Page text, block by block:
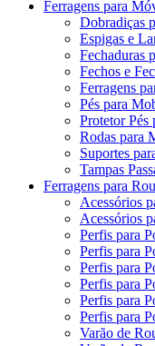
Ferragens para
Dobradiças
Espigas e
Fechaduras
Fechos e
Ferragens
Pés para
Protetor Pés
Rodas para
Suportes
Tampas
Ferragens para
Acessórios
Acessórios
Perfis para
Perfis para
Perfis para
Perfis para
Perfis para
Perfis para
Varão de